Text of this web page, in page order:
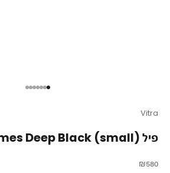
עבור לפריט 1
עבור לפריט 2
עבור לפריט 3
עבור לפריט 4
עבור לפריט 5
עבור לפריט 6
עבור לפריט 7
Vitra
פיל Eames Deep Black (small)
מחיר מבצע
₪580